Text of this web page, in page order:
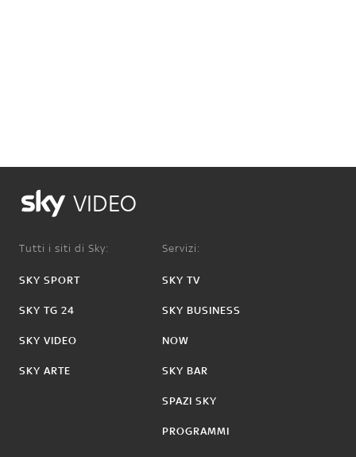
VIDEO
Tutti i siti di Sky:
SKY SPORT
SKY TG 24
SKY VIDEO
SKY ARTE
Servizi:
SKY TV
SKY BUSINESS
NOW
SKY BAR
SPAZI SKY
PROGRAMMI